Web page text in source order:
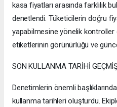
kasa fiyatları arasında farklılık
denetlendi. Tüketicilerin doğru
yapabilmesine yönelik
etiketlerinin görünürlüğü ve
SON KULLANMA TARİHİ
Denetimlerin önemli
kullanma tarihleri oluşturdu.